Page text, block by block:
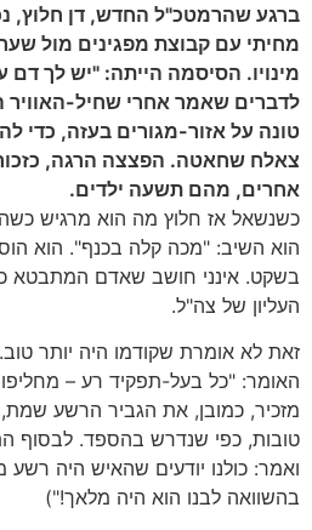
ברגע שהרמטכ"ל החדש, דן חלוץ,
מחיתי עם קבוצת מפגינים מול
מינויו. הסיסמה הייתה: "יש לך דם
לדברים שאמר אחרי שחיל-
טונה על אזור-מגורים בעזה, כדי
אחרים, מהם תשעה ילדים.
כשנשאל אז חלוץ מה הוא מרגיש
הוא השיב: "מכה קלה בכנף". הוא
בשקט. אינני חושב שאדם המתבטא
העליון של צה"ל.
זאת לא אומרת שקודמו היה יותר
האומר: "כל בעל-תפקיד רע – מחליפו
מזכיר, כמובן, את הגביר הרשע שמת,
טובות, כפי שנדרש בהספד. לבסוף
ואמר: כולנו יודעים שהאיש היה רשע
בהשוואה לבנו הוא היה מלאך!")